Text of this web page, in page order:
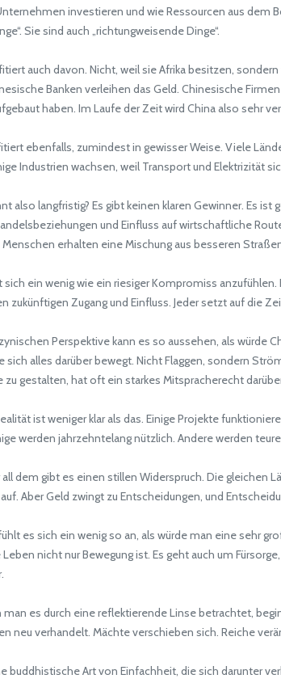
investieren und wie Ressourcen aus dem
Sie sind auch „richtungweisende Dinge“.
auch davon. Nicht, weil sie Afrika besitzen,
Banken verleihen das Geld. Chinesische
haben. Im Laufe der Zeit wird China also sehr
ebenfalls, zumindest in gewisser Weise. Viele
Industrien wachsen, weil Transport und Elektrizität
also langfristig? Es gibt keinen klaren Gewinner. Es
und Einfluss auf wirtschaftliche
erhalten eine Mischung aus besseren
ein wenig wie ein riesiger Kompromiss anzufühlen.
zukünftigen Zugang und Einfluss. Jeder setzt auf die
Perspektive kann es so aussehen, als würde
sich alles darüber bewegt. Nicht Flaggen, sondern
zu gestalten, hat oft ein starkes Mitspracherecht
ist weniger klar als das. Einige Projekte
werden jahrzehntelang nützlich. Andere werden
dem gibt es einen stillen Widerspruch. Die gleichen
Aber Geld zwingt zu Entscheidungen, und
es sich ein wenig so an, als würde man eine sehr
nicht nur Bewegung ist. Es geht auch um
es durch eine reflektierende Linse betrachtet,
neu verhandelt. Mächte verschieben sich. Reiche
buddhistische Art von Einfachheit, die sich darunter